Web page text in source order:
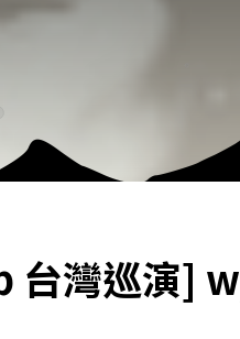
台灣巡演]